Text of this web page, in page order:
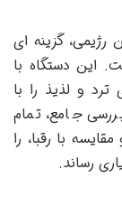
سرخ کن رژیمی، گزینه ای
این دستگاه با
و لذیذ را با
جامع، تمام
با رقبا، را
رساند.